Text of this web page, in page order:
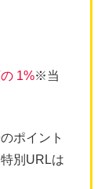
1%※当
ポイント
別URLは